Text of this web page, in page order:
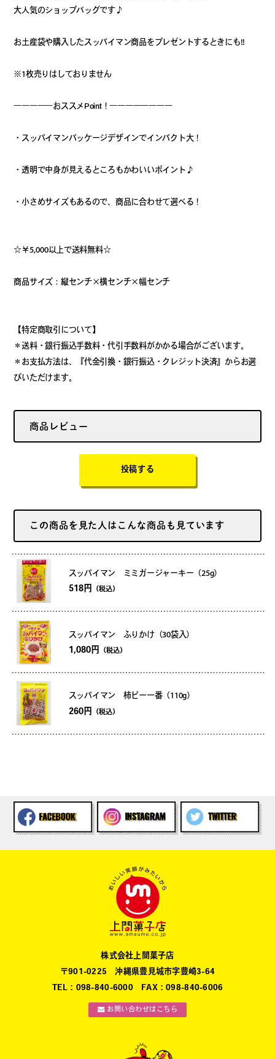
大人気のショップバッグです♪
お土産袋や購入したスッパイマン商品をプレゼントするときにも!!
※1枚売りはしておりません
―――――おススメPoint！――――――――
・スッパイマンパッケージデザインでインパクト大！
・透明で中身が見えるところもかわいいポイント♪
・小さめサイズもあるので、商品に合わせて選べる！
☆￥5,000以上で送料無料☆
商品サイズ：縦センチ×横センチ×幅センチ
【特定商取引について】
＊送料・銀行振込手数料・代引手数料がかかる場合がございます。
＊お支払方法は、『代金引換・銀行振込・クレジット決済』からお選
びいただけます。
商品レビュー
投稿する
この商品を見た人はこんな商品も見ています
スッパイマン ミミガージャーキー（25g）
518円 （税込）
スッパイマン ふりかけ（30袋入）
1,080円 （税込）
スッパイマン 柿ピー一番（110g）
260円 （税込）
株式会社上間菓子店
〒901-0225 沖縄県豊見城市字豊崎3-64
TEL：098-840-6000 FAX：098-840-6006
お問い合わせはこちら